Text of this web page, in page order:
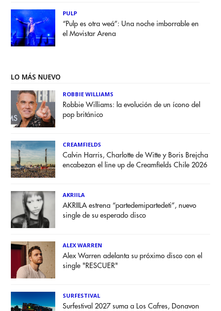
PULP
“Pulp es otra weá”: Una noche imborrable en
el Movistar Arena
LO MÁS NUEVO
ROBBIE WILLIAMS
Robbie Williams: la evolución de un ícono del
pop británico
CREAMFIELDS
Calvin Harris, Charlotte de Witte y Boris Brejcha
encabezan el line up de Creamfields Chile 2026
AKRIILA
AKRIILA estrena “partedemipartedeti”, nuevo
single de su esperado disco
ALEX WARREN
Alex Warren adelanta su próximo disco con el
single "RESCUER"
SURFESTIVAL
Surfestival 2027 suma a Los Cafres, Donavon